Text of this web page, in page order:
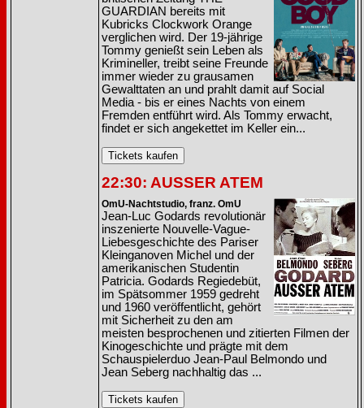
GUARDIAN bereits mit
Kubricks Clockwork Orange
verglichen wird. Der 19-jährige
Tommy genießt sein Leben als
Krimineller, treibt seine Freunde
immer wieder zu grausamen
Gewalttaten an und prahlt damit auf Social
Media - bis er eines Nachts von einem
Fremden entführt wird. Als Tommy erwacht,
findet er sich angekettet im Keller ein...
22:30: AUSSER ATEM
OmU-Nachtstudio, franz. OmU
Jean-Luc Godards revolutionär
inszenierte Nouvelle-Vague-
Liebesgeschichte des Pariser
Kleinganoven Michel und der
amerikanischen Studentin
Patricia. Godards Regiedebüt,
im Spätsommer 1959 gedreht
und 1960 veröffentlicht, gehört
mit Sicherheit zu den am
meisten besprochenen und zitierten Filmen der
Kinogeschichte und prägte mit dem
Schauspielerduo Jean-Paul Belmondo und
Jean Seberg nachhaltig das ...